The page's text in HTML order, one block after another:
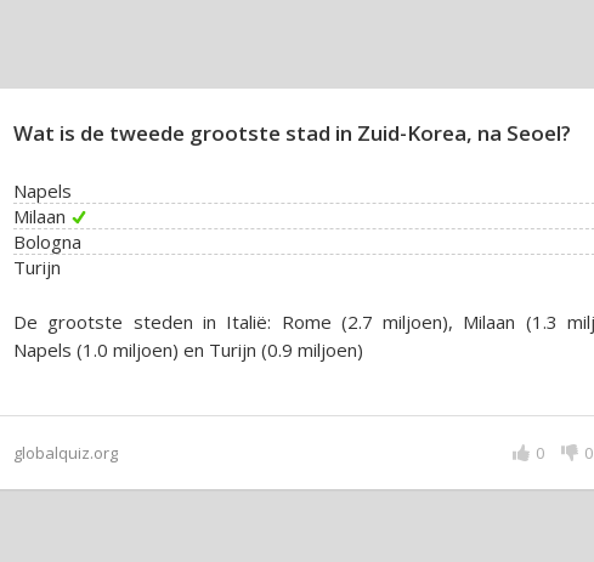
Wat is de tweede grootste stad in Zuid-Korea, na Seoel?
Napels
Milaan
Bologna
Turijn
De grootste steden in Italië: Rome (2.7 miljoen), Milaan (1.3
Napels (1.0 miljoen) en Turijn (0.9 miljoen)
globalquiz.org 0
0